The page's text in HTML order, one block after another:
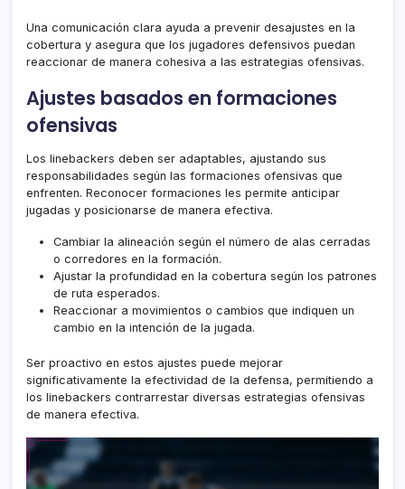
Una comunicación clara ayuda a prevenir desajustes en la
cobertura y asegura que los jugadores defensivos puedan
reaccionar de manera cohesiva a las estrategias ofensivas.
Ajustes basados en formaciones
ofensivas
Los linebackers deben ser adaptables, ajustando sus
responsabilidades según las formaciones ofensivas que
enfrenten. Reconocer formaciones les permite anticipar
jugadas y posicionarse de manera efectiva.
Cambiar la alineación según el número de alas cerradas
o corredores en la formación.
Ajustar la profundidad en la cobertura según los patrones
de ruta esperados.
Reaccionar a movimientos o cambios que indiquen un
cambio en la intención de la jugada.
Ser proactivo en estos ajustes puede mejorar
significativamente la efectividad de la defensa, permitiendo a
los linebackers contrarrestar diversas estrategias ofensivas
de manera efectiva.